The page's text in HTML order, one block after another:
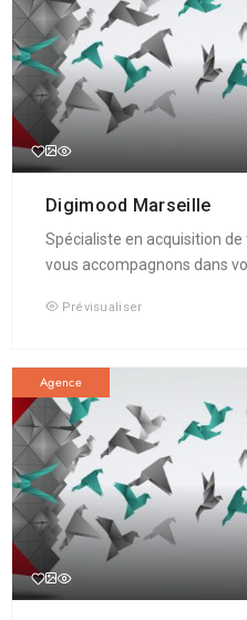
Digimood Marseille
Spécialiste en acquisition
vous accompagnons dans
Prévisualiser
Agence